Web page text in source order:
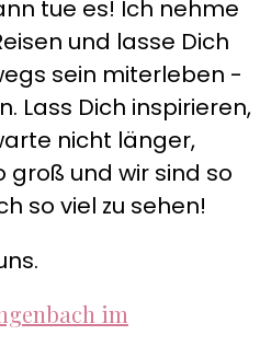
tue es! Ich nehme
und lasse Dich
sein miterleben -
Lass Dich inspirieren,
nicht länger,
groß und wir sind so
so viel zu sehen!
im